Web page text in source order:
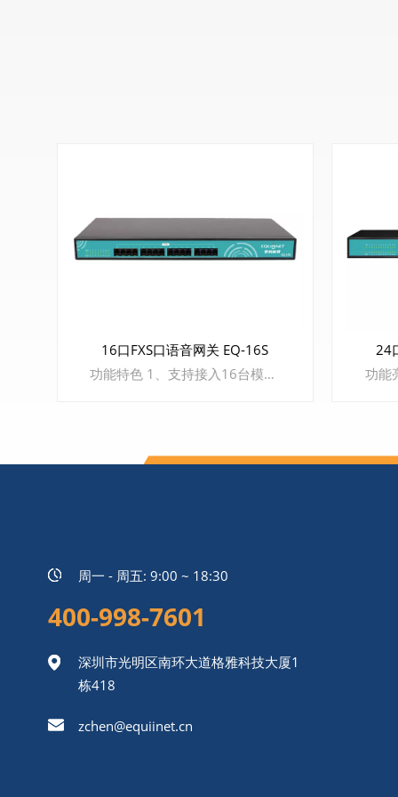
16口FXS口语音网关 EQ-16S
功能特色 1、支持接入16台模拟话机 2、支持G.711、G.729、G.723，G.726，ILBC，AMR等编码 3、支持语音、传真、POS终端接入 4、支持SIP TLS和SRTP加密功能，保障企业用户通信安全 5、多级用户权限访问管理
24
周一 - 周五: 9:00 ~ 18:30
400-998-7601
深圳市光明区南环大道格雅科技大厦1
栋418
zchen@equiinet.cn